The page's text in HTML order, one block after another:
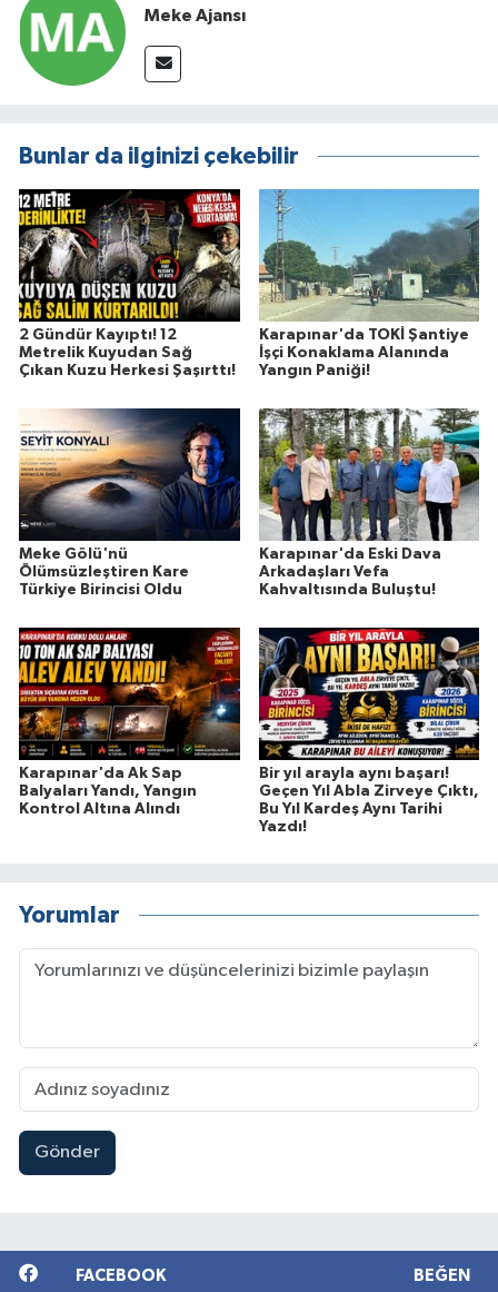
Meke Ajansı
Bunlar da ilginizi çekebilir
2 Gündür Kayıptı! 12
Metrelik Kuyudan Sağ
Çıkan Kuzu Herkesi Şaşırttı!
Karapınar'da TOKİ Şantiye
İşçi Konaklama Alanında
Yangın Paniği!
Meke Gölü'nü
Ölümsüzleştiren Kare
Türkiye Birincisi Oldu
Karapınar'da Eski Dava
Arkadaşları Vefa
Kahvaltısında Buluştu!
Karapınar'da Ak Sap
Balyaları Yandı, Yangın
Kontrol Altına Alındı
Bir yıl arayla aynı başarı!
Geçen Yıl Abla Zirveye Çıktı,
Bu Yıl Kardeş Aynı Tarihi
Yazdı!
Yorumlar
Gönder
FACEBOOK BEĞEN